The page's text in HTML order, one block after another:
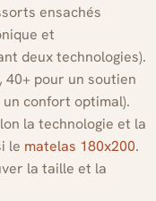
ensachés
et
deux technologies).
40+ pour un soutien
confort optimal).
la technologie et la
le matelas 180x200.
la taille et la